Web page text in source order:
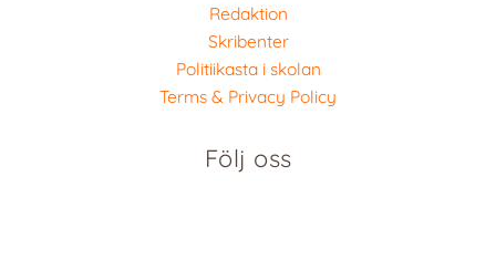
Redaktion
Skribenter
Politiikasta i skolan
Terms & Privacy Policy
Följ oss